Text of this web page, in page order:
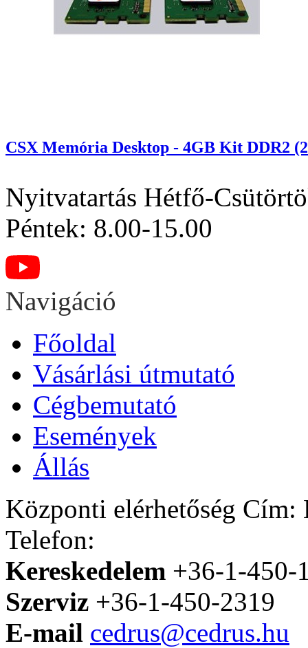
CSX Memória Desktop - 4GB Kit DDR2
Nyitvatartás Hétfő-
Péntek: 8.00-15.00
Navigáció
Főoldal
Vásárlási útmutató
Cégbemutató
Események
Állás
Központi elérhetőség Cím:
Telefon:
Kereskedelem +36-1-450-
Szerviz +36-1-450-2319
E-mail cedrus@cedrus.hu